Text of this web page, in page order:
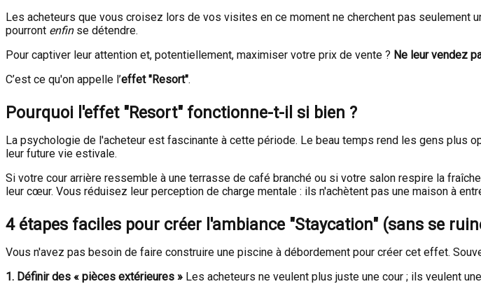
Les acheteurs que vous croisez lors de vos visites en ce moment ne cherchent pas
pourront enfinse détendre.
Pour captiver leur attention et, potentiellement, maximiser votre prix de vente ? Ne leur vendez
C’est ce qu'on appelle l’effet "Resort".
Pourquoi l'effet "Resort" fonctionne-t-il si bien ?
La psychologie de l'acheteur est fascinante à cette période. Le beau temps rend les gens
leur future vie estivale.
Si votre cour arrière ressemble à une terrasse de café branché ou si votre salon respire la
leur cœur. Vous réduisez leur perception de charge mentale : ils n'achètent pas une maison à
4 étapes faciles pour créer l'ambiance "Staycation" (sans se
Vous n'avez pas besoin de faire construire une piscine à débordement pour créer cet effet.
1. Définir des « pièces extérieures » Les acheteurs ne veulent plus juste une cour ; ils veulent